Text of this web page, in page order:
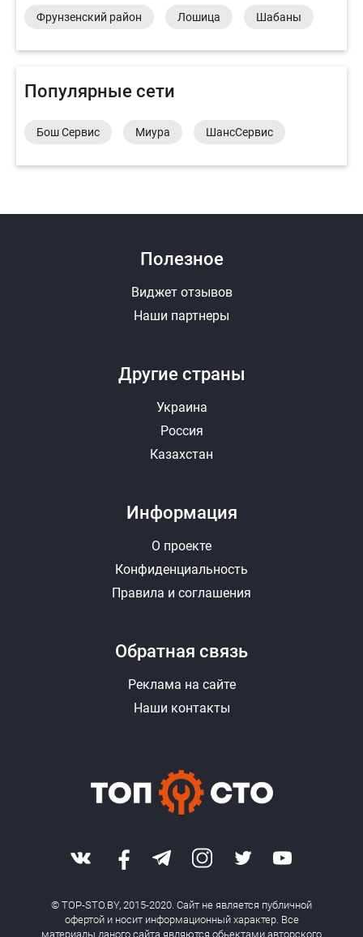
Фрунзенский район Лошица Шабаны
Популярные сети
Бош Сервис Миура ШансСервис
Другие страны
Украина
Россия
Казахстан
Полезное
Виджет отзывов
Наши партнеры
Информация
О проекте
Конфиденциальность
Правила и соглашения
Обратная связь
Реклама на сайте
Наши контакты
© TOP-STO.BY, 2015-2020. Сайт не является публичной
офертой и носит информационный характер. Все
материалы даного сайта являются обьектами авторского